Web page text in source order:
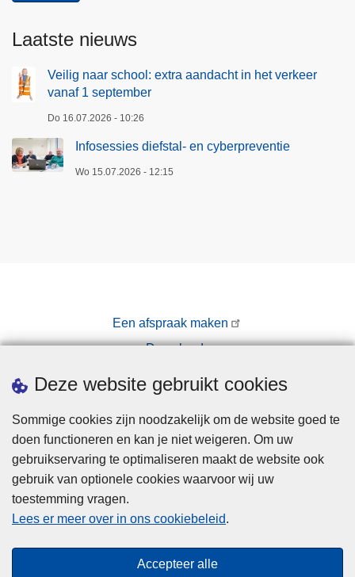
Deze website gebruikt cookies
Sommige cookies zijn noodzakelijk om de website goed te
doen functioneren en kan je niet weigeren. Om uw
gebruikservaring te optimaliseren maakt de website ook
gebruik van optionele cookies waarvoor wij uw
toestemming vragen.
Lees er meer over in ons cookiebeleid.
Accepteer alle
Laatste nieuws
Veilig naar school: extra aandacht in het verkeer
vanaf 1 september
Do 16.07.2026 - 10:26
Infosessies diefstal- en cyberpreventie
Wo 15.07.2026 - 12:15
Een afspraak maken
Downloads
Pers
Privacy